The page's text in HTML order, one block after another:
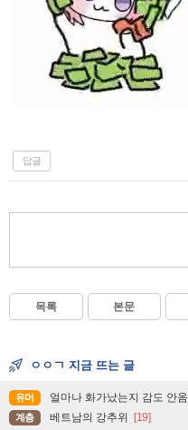
답글
목록 본문
ㅇㅇㄱ 지금 뜨는 글
유머 얼마나 화가났는지 감도 안옴
계층 베트남의 강추위 [19]